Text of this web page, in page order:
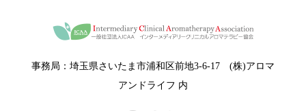
事務局：埼玉県さいたま市浦和区前地3-6-17 (株)アロマ
アンドライフ 内